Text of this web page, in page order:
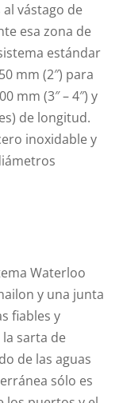
vástago de
esa zona de
estándar
mm (2″) para
mm (3″ – 4″) y
de longitud.
inoxidable y
Waterloo
y una junta
fiables y
sarta de
de las aguas
sólo es